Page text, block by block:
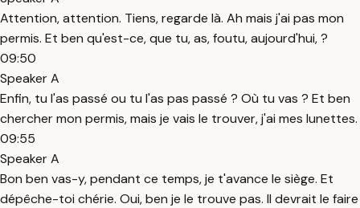
Attention, attention. Tiens, regarde là. Ah mais j'ai pas mon
permis. Et ben qu'est-ce, que tu, as, foutu, aujourd'hui, ?
09:50
Speaker A
Enfin, tu l'as passé ou tu l'as pas passé ? Où tu vas ? Et ben
chercher mon permis, mais je vais le trouver, j'ai mes lunettes.
09:55
Speaker A
Bon ben vas-y, pendant ce temps, je t'avance le siège. Et
dépêche-toi chérie. Oui, ben je le trouve pas. Il devrait le faire